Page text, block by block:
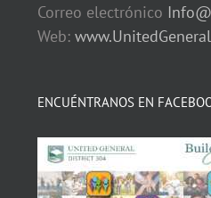
Correo electrónico
Web:
ENCUÉNTRANOS EN